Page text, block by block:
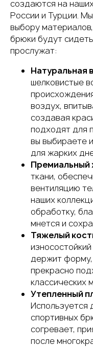
создаются на
России и Турции.
выбору
брюки будут
прослужат:
Натуральная
шелковистые
воздух,
создавая
подходят для
вы выбираете и
для жарких
Премиальный
ткани,
вентиляцию
наших
обработку,
мнется и
Тяжелый
держит форму,
прекрасно
классических
Утепленный
Используется
спортивных
согревает,
после